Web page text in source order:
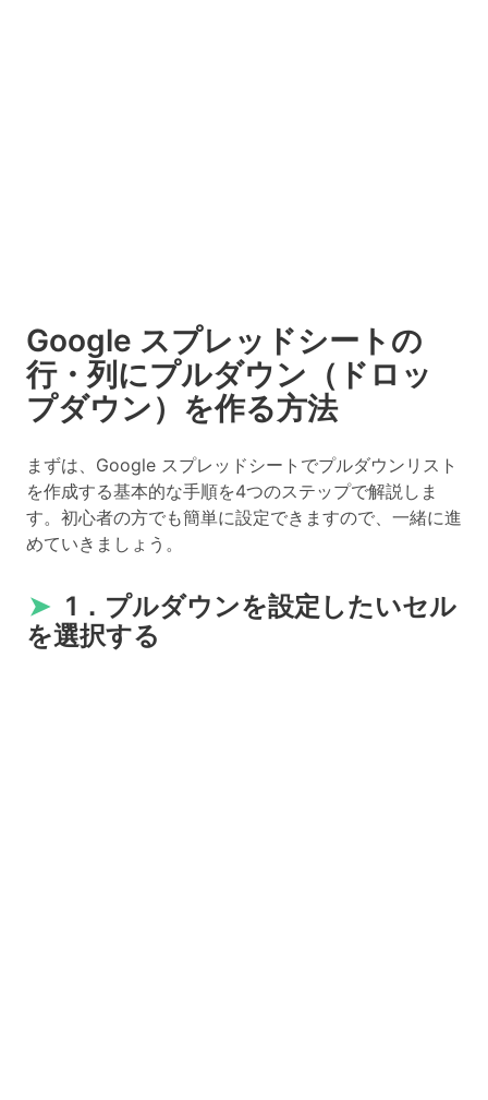
Google スプレッドシートの
行・列にプルダウン（ドロッ
プダウン）を作る方法
まずは、Google スプレッドシートでプルダウンリスト
を作成する基本的な手順を4つのステップで解説しま
す。初心者の方でも簡単に設定できますので、一緒に進
めていきましょう。
➤ 1．プルダウンを設定したいセル
を選択する